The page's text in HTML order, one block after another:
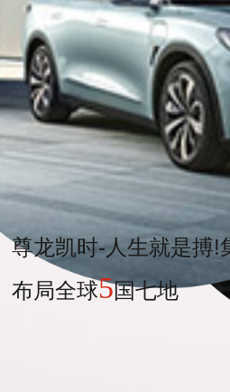
尊龙凯时-人生就是搏!
布局全球5国七地